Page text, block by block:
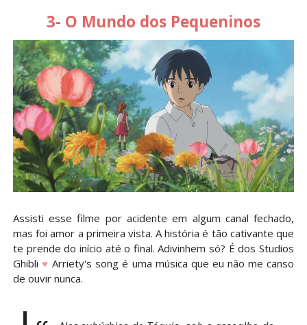
3- O Mundo dos Pequeninos
Assisti esse filme por acidente em algum canal fechado,
mas foi amor a primeira vista. A história é tão cativante que
te prende do início até o final. Adivinhem só? É dos Studios
Ghibli ♥Arriety's song é uma música que eu não me canso
de ouvir nunca.